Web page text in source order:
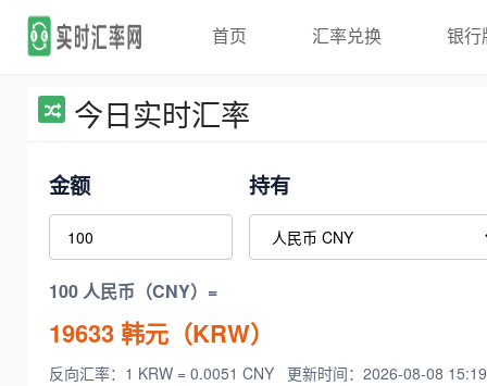
首页 汇率兑换 银行
今日实时汇率
金额 持有
100 人民币（CNY）=
19633韩元（KRW）
反向汇率：1 KRW = 0.0051 CNY 更新时间：2026-08-08